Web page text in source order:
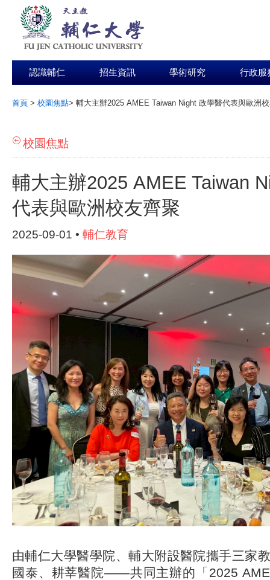
認識輔仁 招生資訊 學術研究 行政服
首頁 > 校園焦點> 輔大主辦2025 AMEE Taiwan Night 政學醫代表與歐洲
校園焦點
輔大主辦2025 AMEE Taiwan
代表與歐洲校友齊聚
2025-09-01 • 輔仁教育
由輔仁大學醫學院、輔大附設醫院攜手三
國泰、耕莘醫院——共同主辦的「2025